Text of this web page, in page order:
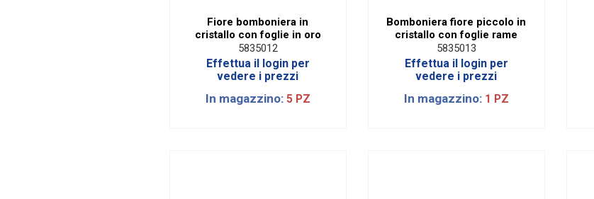
Fiore bomboniera in
cristallo con foglie in oro
5835012
Effettua il login per
vedere i prezzi
In magazzino: 5 PZ
Bomboniera fiore piccolo in
cristallo con foglie rame
5835013
Effettua il login per
vedere i prezzi
In magazzino: 1 PZ